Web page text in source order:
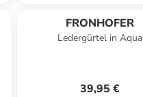
FRONHOFER
Ledergürtel in Aqua
39,95 €